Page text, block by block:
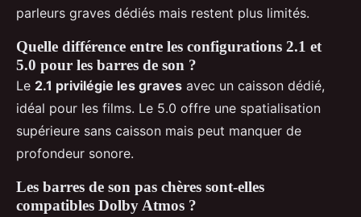
parleurs graves dédiés mais restent plus limités.
Quelle différence entre les configurations 2.1 et
5.0 pour les barres de son ?
Le 2.1 privilégie les graves avec un caisson dédié,
idéal pour les films. Le 5.0 offre une spatialisation
supérieure sans caisson mais peut manquer de
profondeur sonore.
Les barres de son pas chères sont-elles
compatibles Dolby Atmos ?